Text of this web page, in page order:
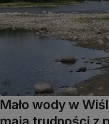
Mało wody w